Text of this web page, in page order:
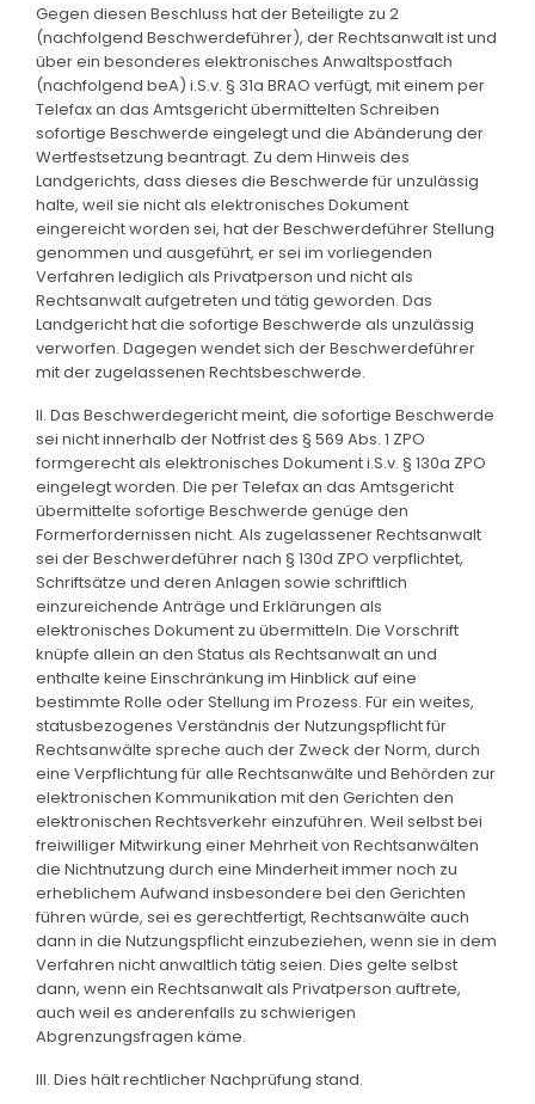
Gegen diesen Beschluss hat der Beteiligte zu 2
(nachfolgend Beschwerdeführer), der Rechtsanwalt ist und
über ein besonderes elektronisches Anwaltspostfach
(nachfolgend beA) i.S.v. § 31a BRAO verfügt, mit einem per
Telefax an das Amtsgericht übermittelten Schreiben
sofortige Beschwerde eingelegt und die Abänderung der
Wertfestsetzung beantragt. Zu dem Hinweis des
Landgerichts, dass dieses die Beschwerde für unzulässig
halte, weil sie nicht als elektronisches Dokument
eingereicht worden sei, hat der Beschwerdeführer Stellung
genommen und ausgeführt, er sei im vorliegenden
Verfahren lediglich als Privatperson und nicht als
Rechtsanwalt aufgetreten und tätig geworden. Das
Landgericht hat die sofortige Beschwerde als unzulässig
verworfen. Dagegen wendet sich der Beschwerdeführer
mit der zugelassenen Rechtsbeschwerde.
II. Das Beschwerdegericht meint, die sofortige Beschwerde
sei nicht innerhalb der Notfrist des § 569 Abs. 1 ZPO
formgerecht als elektronisches Dokument i.S.v. § 130a ZPO
eingelegt worden. Die per Telefax an das Amtsgericht
übermittelte sofortige Beschwerde genüge den
Formerfordernissen nicht. Als zugelassener Rechtsanwalt
sei der Beschwerdeführer nach § 130d ZPO verpflichtet,
Schriftsätze und deren Anlagen sowie schriftlich
einzureichende Anträge und Erklärungen als
elektronisches Dokument zu übermitteln. Die Vorschrift
knüpfe allein an den Status als Rechtsanwalt an und
enthalte keine Einschränkung im Hinblick auf eine
bestimmte Rolle oder Stellung im Prozess. Für ein weites,
statusbezogenes Verständnis der Nutzungspflicht für
Rechtsanwälte spreche auch der Zweck der Norm, durch
eine Verpflichtung für alle Rechtsanwälte und Behörden zur
elektronischen Kommunikation mit den Gerichten den
elektronischen Rechtsverkehr einzuführen. Weil selbst bei
freiwilliger Mitwirkung einer Mehrheit von Rechtsanwälten
die Nichtnutzung durch eine Minderheit immer noch zu
erheblichem Aufwand insbesondere bei den Gerichten
führen würde, sei es gerechtfertigt, Rechtsanwälte auch
dann in die Nutzungspflicht einzubeziehen, wenn sie in dem
Verfahren nicht anwaltlich tätig seien. Dies gelte selbst
dann, wenn ein Rechtsanwalt als Privatperson auftrete,
auch weil es anderenfalls zu schwierigen
Abgrenzungsfragen käme.
III. Dies hält rechtlicher Nachprüfung stand.